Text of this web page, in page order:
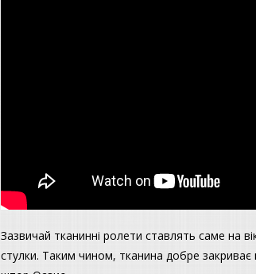
Зазвичай тканинні ролети ставлять саме на
стулки. Таким чином, тканина добре